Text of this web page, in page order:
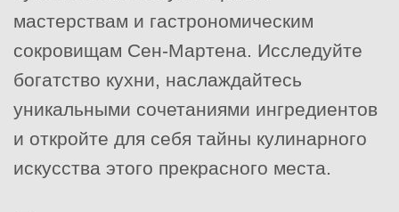
мастерствам и гастрономическим
сокровищам Сен-Мартена. Исследуйте
богатство кухни, наслаждайтесь
уникальными сочетаниями ингредиентов
и откройте для себя тайны кулинарного
искусства этого прекрасного места.